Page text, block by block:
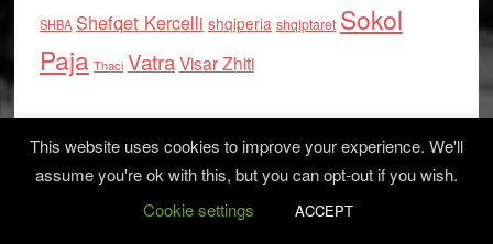
SHBA Shefqet Kercelli shqiperia shqiptaret Sokol
Paja Thaci VatraVisar Zhiti
Log in
This website uses cookies to improve your experience. We'll
assume you're ok with this, but you can opt-out if you wish.
Cookie settings
ACCEPT